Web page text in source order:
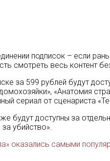
подписок – если
смотреть весь контент
за 599 рублей будут
«Анатомия
сериал от сценариста
будут доступны за
убийство».
оказались самыми